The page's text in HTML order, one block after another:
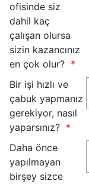
ofisinde siz
dahil kaç
çalışan olursa
sizin kazancınız
en çok olur?
Bir işi hızlı ve
çabuk yapmanız
gerekiyor, nasıl
yaparsınız?
Daha önce
yapılmayan
birşey sizce